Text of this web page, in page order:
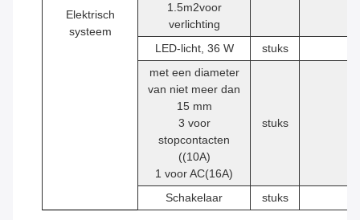
Elektrisch
systeem
1.5m2voor
verlichting
LED-licht, 36 W stuks
met een diameter
van niet meer dan
15 mm
3 voor
stopcontacten
((10A)
1 voor AC(16A)
stuks
Schakelaar stuks